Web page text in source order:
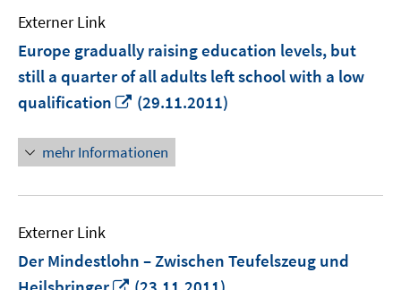
Externer Link
Europe gradually raising education levels, but
still a quarter of all adults left school with a low
qualification
In
Fenster
öffnen
(29.11.2011)
mehr Informationen
Externer Link
Der Mindestlohn – Zwischen Teufelszeug und
In